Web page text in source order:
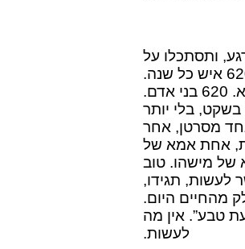
ותסתכלו על
התמונה הזו. 620 איש כל שנה.
רק באיזור ת”א. 620 בני אדם.
בשקט, בלי יותר
מסרטן, אחר
אחת אמא של
של מישהו. טוב
לעשות, תגידו,
מהחיים היום.
טבע”. אין מה
לעשות.